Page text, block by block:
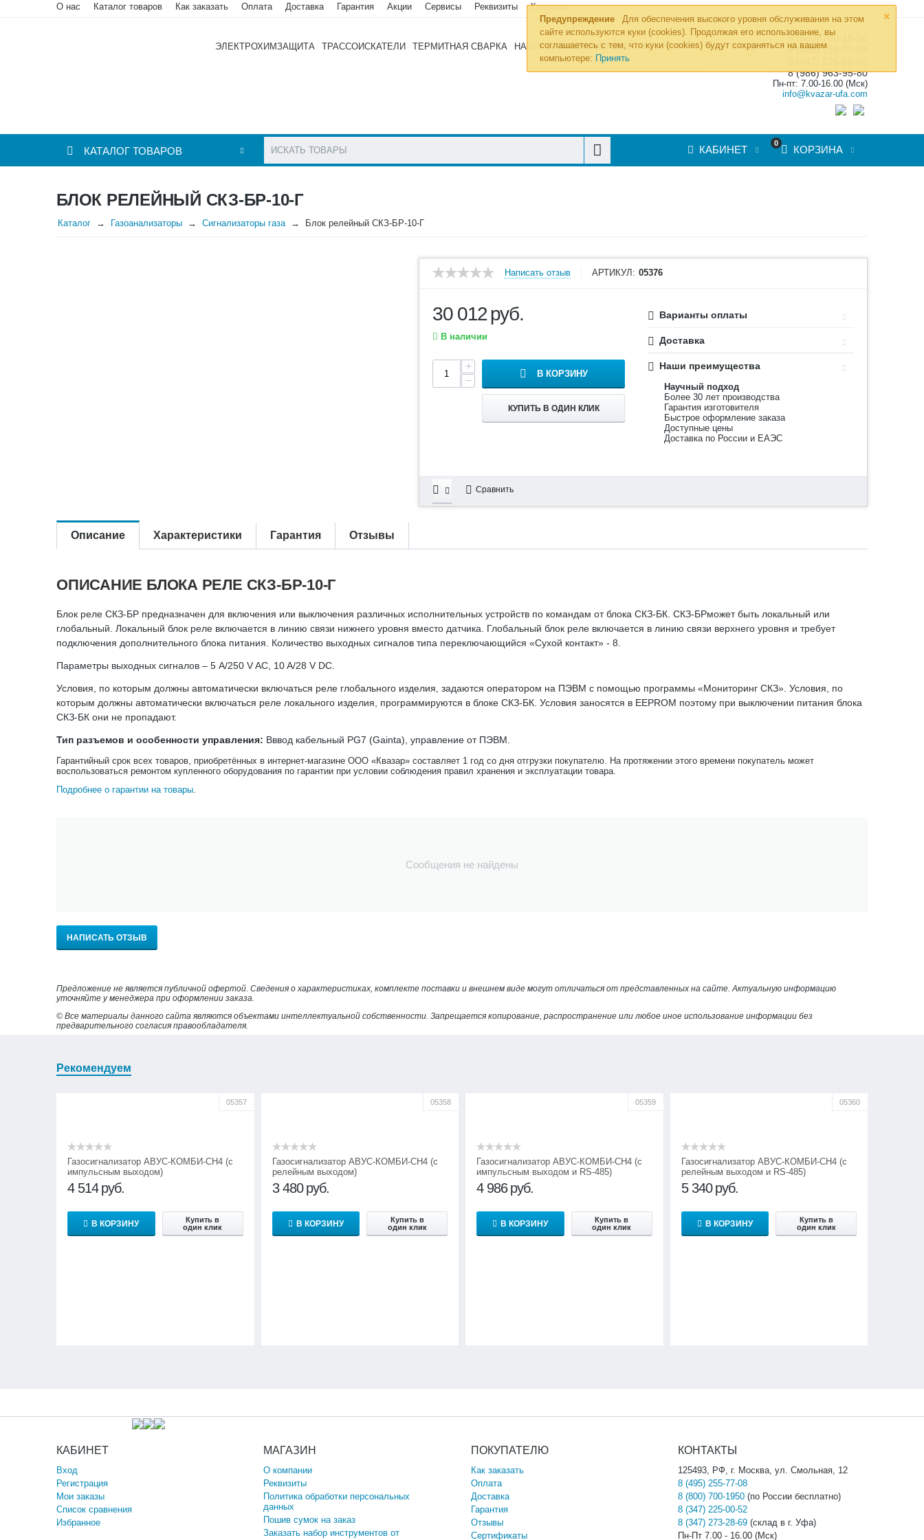
×
Предупреждение
Для обеспечения высокого уровня обслуживания на этом
сайте используются куки (cookies). Продолжая его использование, вы
соглашаетесь с тем, что куки (cookies) будут сохраняться на вашем
компьютере: Принять
О нас Каталог товаров Как заказать Оплата Доставка Гарантия Акции Сервисы Реквизиты Контакты
ЭЛЕКТРОХИМЗАЩИТА ТРАССОИСКАТЕЛИ ТЕРМИТНАЯ СВАРКА НАБОРЫ ИНСТРУМЕНТОВ »
8 (800) 700-19-50
8 (495) 255-77-08
8 (986) 963-95-80
Пн-пт: 7.00-16.00 (Мск)
info@kvazar-ufa.com
КАТАЛОГ ТОВАРОВ
0
КОРЗИНА
КАБИНЕТ
БЛОК РЕЛЕЙНЫЙ СКЗ-БР-10-Г
Каталог Газоанализаторы Сигнализаторы газа Блок релейный СКЗ-БР-10-Г
Написать отзыв АРТИКУЛ: 05376
30 012руб.
В наличии
+
−
В КОРЗИНУ
КУПИТЬ В ОДИН КЛИК
Варианты оплаты
Доставка
Наши преимущества
Научный подход
Более 30 лет производства
Гарантия изготовителя
Быстрое оформление заказа
Доступные цены
Доставка по России и ЕАЭС
Сравнить
Описание Характеристики Гарантия Отзывы
ОПИСАНИЕ БЛОКА РЕЛЕ СКЗ-БР-10-Г
Блок реле СКЗ-БР предназначен для включения или выключения различных исполнительных устройств по командам от блока СКЗ-БК. СКЗ-БРможет быть локальный или
глобальный. Локальный блок реле включается в линию связи нижнего уровня вместо датчика. Глобальный блок реле включается в линию связи верхнего уровня и требует
подключения дополнительного блока питания. Количество выходных сигналов типа переключающийся «Сухой контакт» - 8.
Параметры выходных сигналов – 5 А/250 V AC, 10 A/28 V DC.
Условия, по которым должны автоматически включаться реле глобального изделия, задаются оператором на ПЭВМ с помощью программы «Мониторинг СКЗ». Условия, по
которым должны автоматически включаться реле локального изделия, программируются в блоке СКЗ-БК. Условия заносятся в EEPROM поэтому при выключении питания блока
СКЗ-БК они не пропадают.
Тип разъемов и особенности управления: Вввод кабельный PG7 (Gainta), управление от ПЭВМ.
Гарантийный срок всех товаров, приобретённых в интернет-магазине ООО «Квазар» составляет 1 год со дня отгрузки покупателю. На протяжении этого времени покупатель может
воспользоваться ремонтом купленного оборудования по гарантии при условии соблюдения правил хранения и эксплуатации товара.
Подробнее о гарантии на товары
Сообщения не найдены
НАПИСАТЬ ОТЗЫВ
Предложение не является публичной офертой. Сведения о характеристиках, комплекте поставки и внешнем виде могут отличаться от представленных на сайте. Актуальную информацию
уточняйте у менеджера при оформлении заказа.
© Все материалы данного сайта являются объектами интеллектуальной собственности. Запрещается копирование, распространение или любое иное использование информации без
предварительного согласия правообладателя.
Рекомендуем
05357
Газосигнализатор АВУС-КОМБИ-СН4 (с
импульсным выходом)
4 514 руб.
В КОРЗИНУ
Купить в
один клик
05358
Газосигнализатор АВУС-КОМБИ-СН4 (с
релейным выходом)
3 480 руб.
В КОРЗИНУ
Купить в
один клик
05359
Газосигнализатор АВУС-КОМБИ-СН4 (с
импульсным выходом и RS-485)
4 986 руб.
В КОРЗИНУ
Купить в
один клик
05360
Газосигнализатор АВУС-КОМБИ-СН4 (с
релейным выходом и RS-485)
5 340 руб.
В КОРЗИНУ
Купить в
один клик
КАБИНЕТ
Вход
Регистрация
Мои заказы
Список сравнения
Избранное
МАГАЗИН
О компании
Реквизиты
Политика обработки персональных
данных
Пошив сумок на заказ
Заказать набор инструментов от
ПОКУПАТЕЛЮ
Как заказать
Оплата
Доставка
Гарантия
Отзывы
Сертификаты
КОНТАКТЫ
125493, РФ, г. Москва, ул. Смольная, 12
8 (495) 255-77-08
8 (800) 700-1950(по России бесплатно)
8 (347) 225-00-52
8 (347) 273-28-69(склад в г. Уфа)
Пн-Пт 7.00 - 16.00 (Мск)